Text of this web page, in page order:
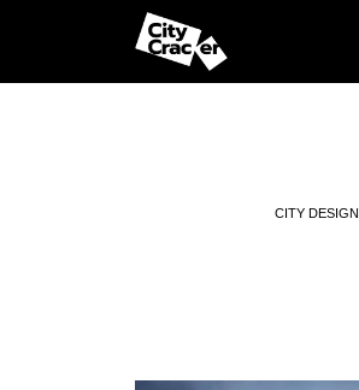
CITY DESIGN